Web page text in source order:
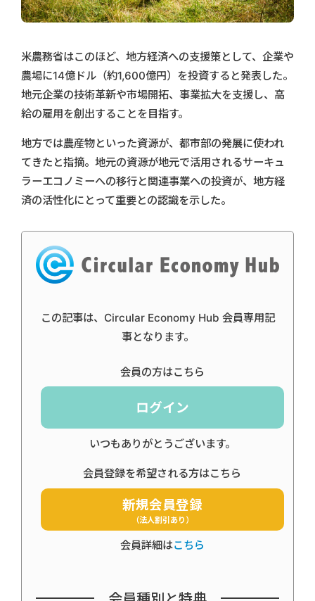
米農務省はこのほど、地方経済への支援策として、企業や
農場に14億ドル（約1,600億円）を投資すると発表した。
地元企業の技術革新や市場開拓、事業拡大を支援し、高
給の雇用を創出することを目指す。
地方では農産物といった資源が、都市部の発展に使われ
てきたと指摘。地元の資源が地元で活用されるサーキュ
ラーエコノミーへの移行と関連事業への投資が、地方経
済の活性化にとって重要との認識を示した。
この記事は、Circular Economy Hub 会員専用記
事となります。
会員の方はこちら
ログイン
いつもありがとうございます。
会員登録を希望される方はこちら
新規会員登録
（法人割引あり）
会員詳細はこちら